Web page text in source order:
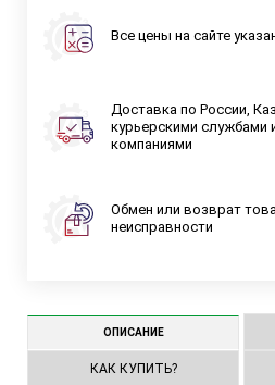
Все цены на сайте
Доставка по России,
курьерскими службами
компаниями
Обмен или возврат
неисправности
ОПИСАНИЕ
КАК КУПИТЬ?